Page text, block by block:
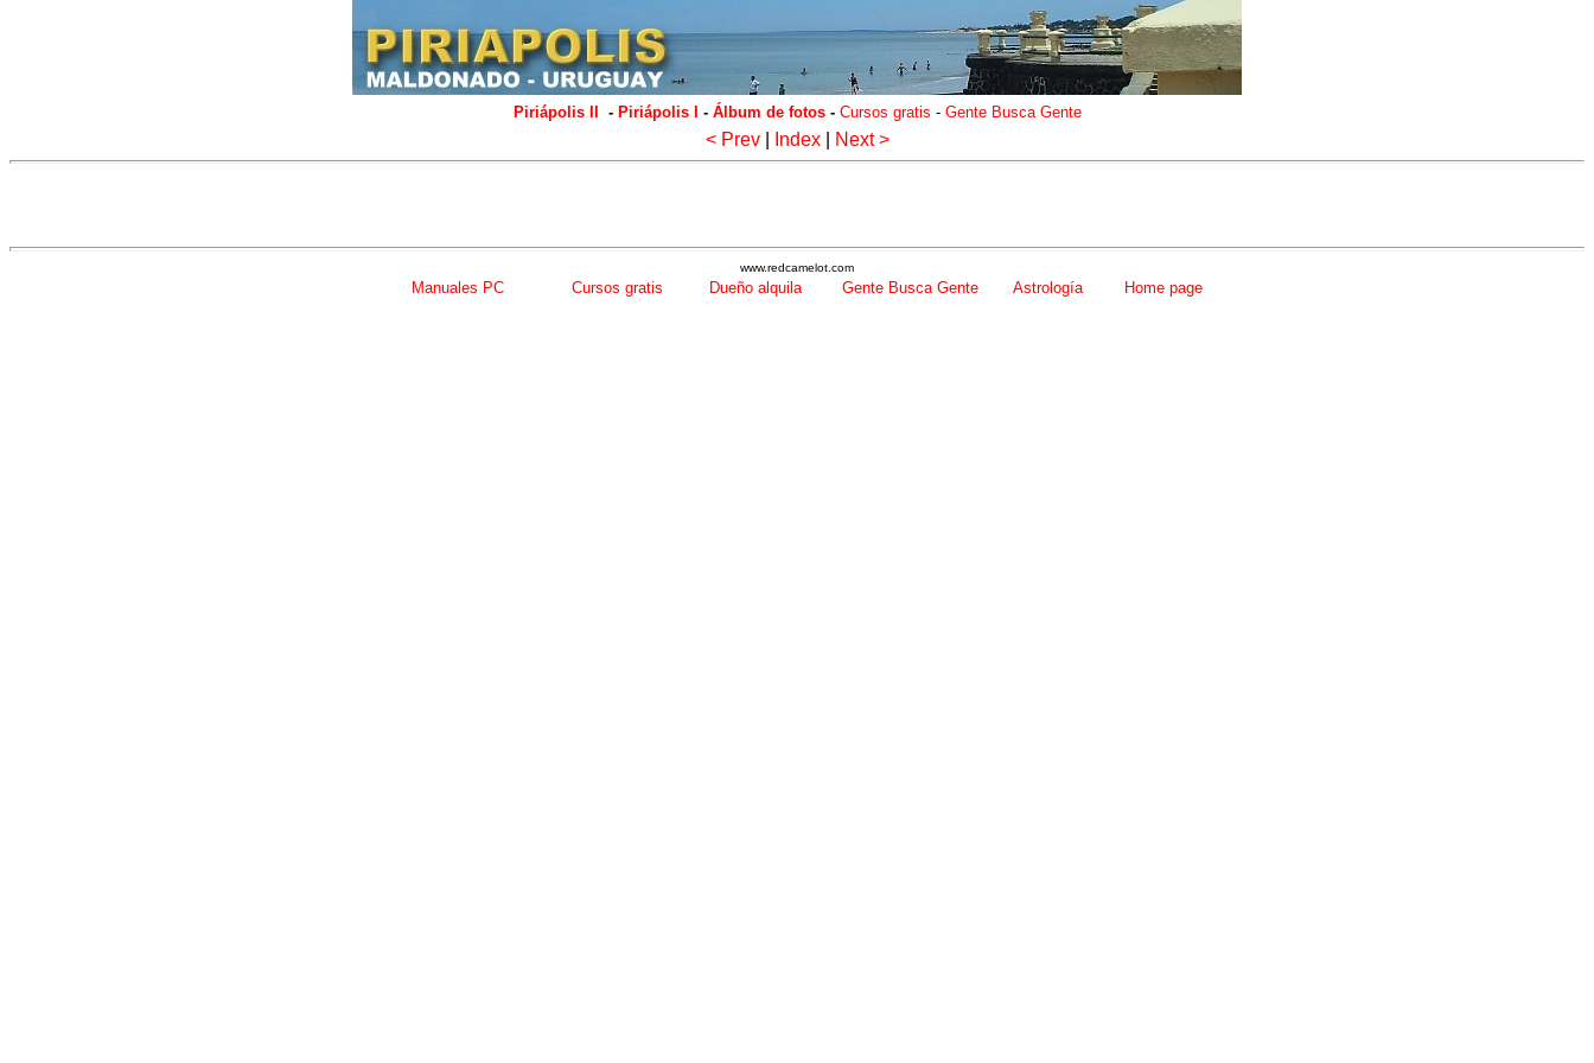
Piriápolis II - Piriápolis I - Álbum de fotos- Cursos gratis - Gente Busca Gente
< Prev| Index| Next >
www.redcamelot.com
Manuales PC Cursos gratis Dueño alquila Gente Busca Gente Astrología Home page